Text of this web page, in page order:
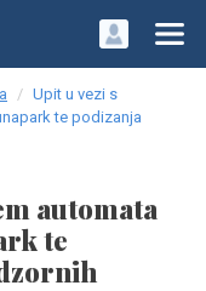
Upit u vezi s
te podizanja
automata
te